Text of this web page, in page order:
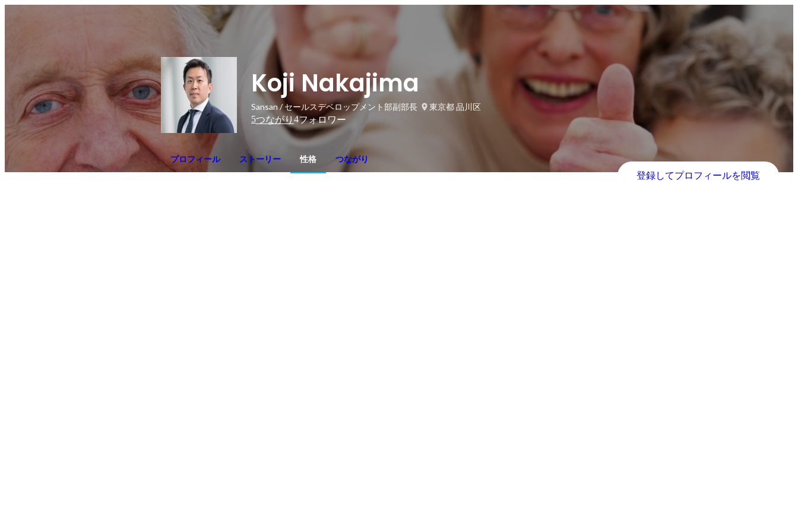
Koji Nakajima
Sansan / セールスデベロップメント部副部長
東京都 品川区
5つながり4フォロワー
プロフィール ストーリー 性格 つながり
登録してプロフィールを閲覧